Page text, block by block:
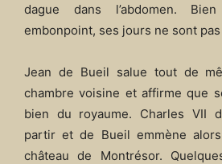
dague dans l’abdomen.
embonpoint, ses jours ne sont
Jean de Bueil salue tout de
chambre voisine et affirme que
bien du royaume. Charles VII
partir et de Bueil emmène
château de Montrésor.